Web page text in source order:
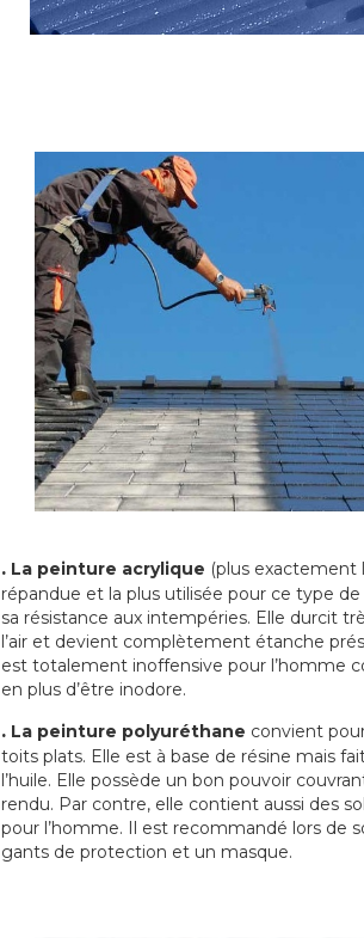
. La peinture acrylique (plus exactement
répandue et la plus utilisée pour ce type
sa résistance aux intempéries. Elle durcit
l’air et devient complètement étanche
est totalement inoffensive pour l’homme
en plus d’être inodore.
. La peinture polyuréthane convient
toits plats. Elle est à base de résine mais
l’huile. Elle possède un bon pouvoir
rendu. Par contre, elle contient aussi des
pour l’homme. Il est recommandé lors de
gants de protection et un masque.